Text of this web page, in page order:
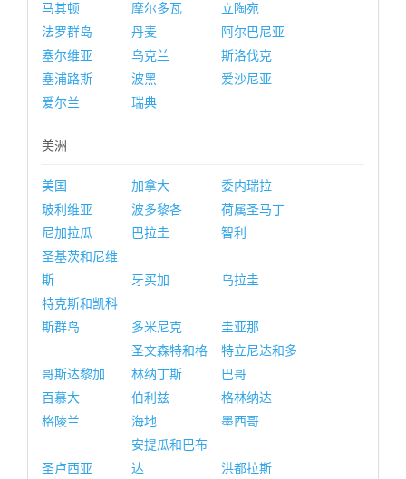
马其顿
摩尔多瓦
立陶宛
法罗群岛
丹麦
阿尔巴尼亚
塞尔维亚
乌克兰
斯洛伐克
塞浦路斯
波黑
爱沙尼亚
爱尔兰
瑞典
美洲
美国 加拿大
委内瑞拉
玻利维亚
波多黎各
荷属圣马丁
尼加拉瓜
巴拉圭
智利
圣基茨和尼维
斯
牙买加
乌拉圭
特克斯和凯科
斯群岛
多米尼克 圭亚那
哥斯达黎加
圣文森特和格
林纳丁斯
特立尼达和多
巴哥
百慕大
伯利兹
格林纳达
格陵兰
海地 墨西哥
圣卢西亚
安提瓜和巴布
达
洪都拉斯